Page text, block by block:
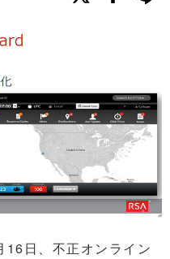
日、不正オンライン